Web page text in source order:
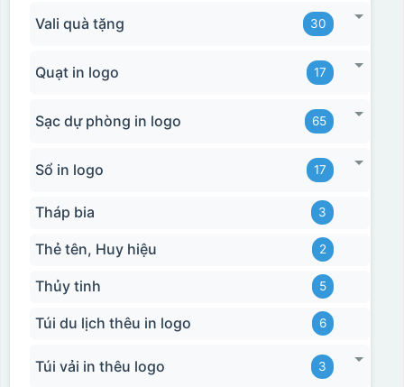
Vali quà tặng 30
Quạt in logo 17
Sạc dự phòng in logo 65
Sổ in logo 17
Tháp bia 3
Thẻ tên, Huy hiệu 2
Thủy tinh 5
Túi du lịch thêu in logo 6
Túi vải in thêu logo 3